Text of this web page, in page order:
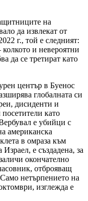
на
да извлекат от
г., той е следният:
и невероятни
да се третират като
център в Буенос
глобалната си
дисиденти и
като
е убийци с
американска
в омраза към
е създадена, за
окончателно
отброяващ
нетърпението на
изглежда е